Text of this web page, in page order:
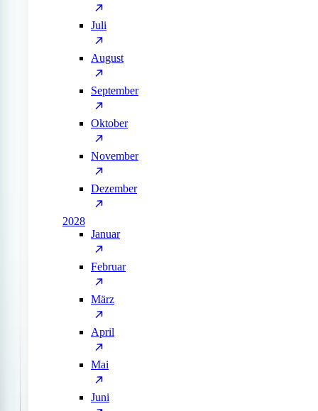
Juli
August
September
Oktober
November
Dezember
2028
Januar
Februar
März
April
Mai
Juni